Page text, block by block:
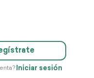
Iniciar sesión